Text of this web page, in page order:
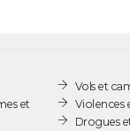
et
Vols et
Violences
Drogues